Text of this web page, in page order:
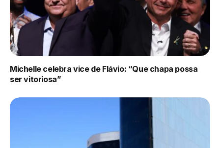
Michelle celebra vice de Flávio: “Que chapa possa
ser vitoriosa”